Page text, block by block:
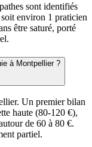
sont identifiés
environ 1 praticien
être saturé, porté
à Montpellier ?
Un premier bilan
haute (80-120 €),
de 60 à 80 €.
partiel.